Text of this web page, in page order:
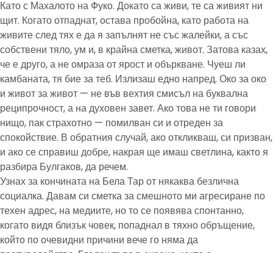
Като с Махалото на Фуко. Докато са живи, те са живият ни
щит. Когато отпаднат, остава пробойна, като работа на
живите след тях е да я запълнят не със жалейки, а със
собствени тяло, ум и, в крайна сметка, живот. Затова казах,
че е друго, а не омраза от ярост и объркване. Чуеш ли
камбаната, тя бие за теб. Излизаш едно напред. Око за око
и живот за живот — не във вехтия смисъл на буквална
реципрочност, а на духовен завет. Ако това не ти говори
нищо, пак страхотно — помилван си и отреден за
спокойствие. В обратния случай, ако откликваш, си призван,
и ако се справиш добре, накрая ще имаш светлина, както я
разбира Булгаков, да речем.
Узнах за кончината на Бела Тар от някаква безлична
социалка. Давам си сметка за смешното ми агресиране по
техен адрес, на медиите, но то се появява спонтанно,
когато видя близък човек, попаднал в тяхно обръщение,
който по очевидни причини вече го няма да